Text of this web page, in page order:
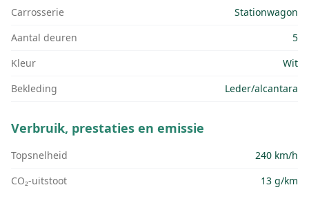
Carrosserie
Stationwagon
Aantal deuren
5
Kleur
Wit
Bekleding
Leder/alcantara
Verbruik, prestaties en emissie
Topsnelheid
240 km/h
CO₂-uitstoot
13 g/km